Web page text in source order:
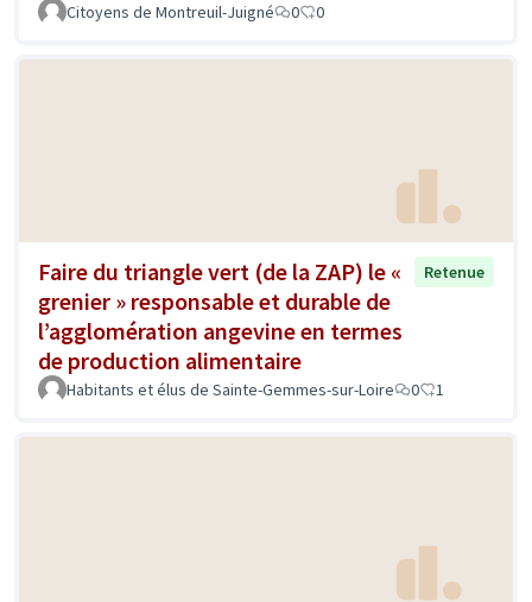
Citoyens de Montreuil-Juigné 0 0
Faire du triangle vert (de la ZAP) le «
grenier » responsable et durable de
l’agglomération angevine en termes
de production alimentaire
Retenue
Habitants et élus de Sainte-Gemmes-sur-Loire 0 1